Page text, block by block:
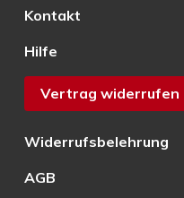
Kontakt
Hilfe
Vertrag widerrufen
Widerrufsbelehrung
AGB